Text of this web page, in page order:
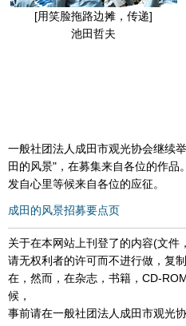
[用笑脸拖路边摊，传递]
池田哲夫
一般社团法人成田市观光协会继续
田的风景"，在募集来自各位的作品。
发自心里等候来自各位的应征。
成田的风景招募要点页
关于在本网站上刊登了的内容(文件
请无权利者的许可而不进行做，复
在，然而，在杂志，书籍，CD-
候，
事前请在一般社团法人成田市观光协